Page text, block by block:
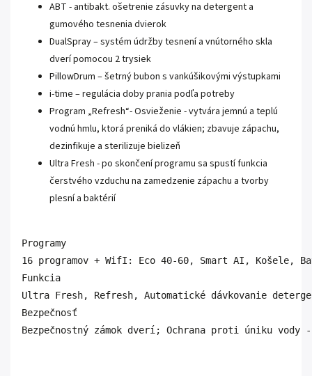
ABT - antibakt. ošetrenie zásuvky na detergent a
gumového tesnenia dvierok
DualSpray – systém údržby tesnení a vnútorného skla
dverí pomocou 2 trysiek
PillowDrum – šetrný bubon s vankúšikovými výstupkami
i-time – regulácia doby prania podľa potreby
Program „Refresh“- Osvieženie - vytvára jemnú a teplú
vodnú hmlu, ktorá preniká do vlákien; zbavuje zápachu,
dezinfikuje a sterilizuje bielizeň
Ultra Fresh - po skončení programu sa spustí funkcia
čerstvého vzduchu na zamedzenie zápachu a tvorby
plesní a baktérií
Programy
16 programov + WifI: Eco 40-60, Smart AI, Košele,
Funkcia
Ultra Fresh, Refresh, Automatické dávkovanie
Bezpečnosť
Bezpečnostný zámok dverí; Ochrana proti úniku